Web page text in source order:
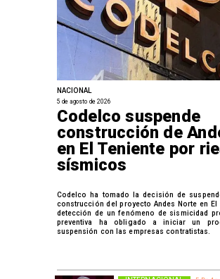
NACIONAL
5 de agosto de 2026
Codelco suspende
construcción de
en El Teniente por
sísmicos
Codelco ha tomado la decisión de
construcción del proyecto Andes Norte en El
detección de un fenómeno de sismicidad
preventiva ha obligado a iniciar un
suspensión con las empresas contratistas.